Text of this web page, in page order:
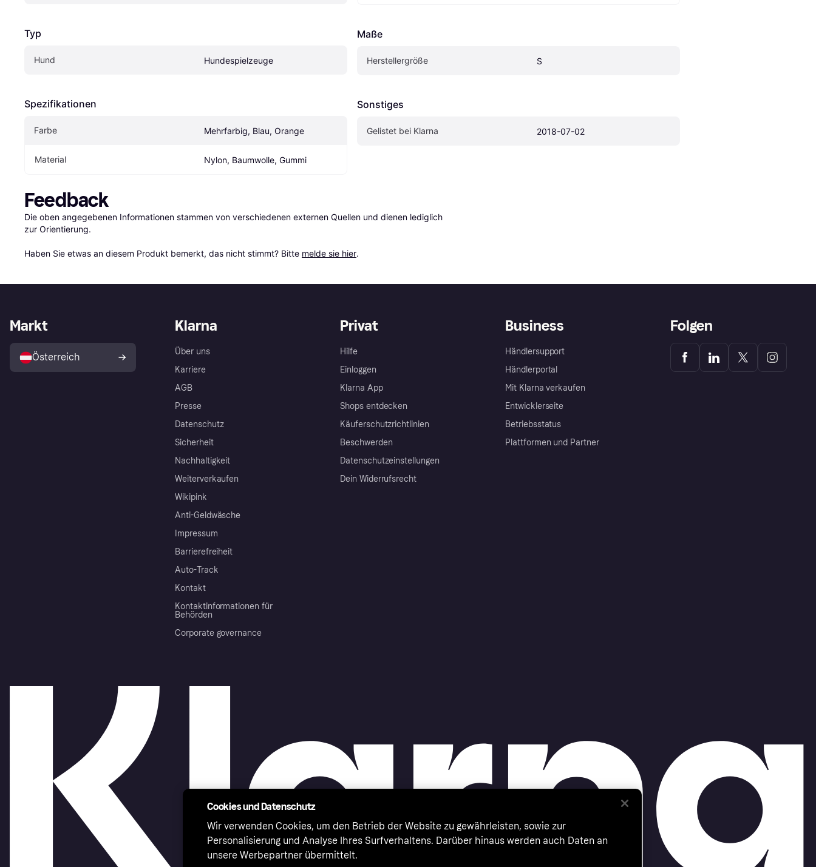
Typ
Hund Hundespielzeuge
Spezifikationen
Farbe Mehrfarbig, Blau, Orange
Material Nylon, Baumwolle, Gummi
Maße
Herstellergröße S
Sonstiges
Gelistet bei Klarna 2018-07-02
Feedback
Die oben angegebenen Informationen stammen von verschiedenen externen Quellen und dienen lediglich
zur Orientierung.
Haben Sie etwas an diesem Produkt bemerkt, das nicht stimmt? Bitte melde sie hier.
Klarna
Über uns
Karriere
AGB
Presse
Datenschutz
Sicherheit
Nachhaltigkeit
Weiterverkaufen
Wikipink
Anti-Geldwäsche
Impressum
Barrierefreiheit
Auto-Track
Kontakt
Kontaktinformationen für
Behörden
Corporate governance
Privat
Hilfe
Einloggen
Klarna App
Shops entdecken
Käuferschutzrichtlinien
Beschwerden
Datenschutzeinstellungen
Dein Widerrufsrecht
Business
Händlersupport
Händlerportal
Mit Klarna verkaufen
Entwicklerseite
Betriebsstatus
Plattformen und Partner
Markt
Österreich
Folgen
Cookies und Datenschutz
Wir verwenden Cookies, um den Betrieb der Website zu gewährleisten, sowie zur
Personalisierung und Analyse Ihres Surfverhaltens. Darüber hinaus werden auch Daten an
unsere Werbepartner übermittelt.